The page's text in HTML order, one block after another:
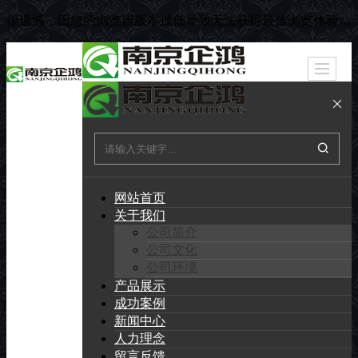
很遗憾，因您的浏览器版本过低导致无法获得最佳浏览体验，推荐下载安装谷歌浏览器！
网站首页
关于我们
产品展示
成功案例
新闻中心
人力理念